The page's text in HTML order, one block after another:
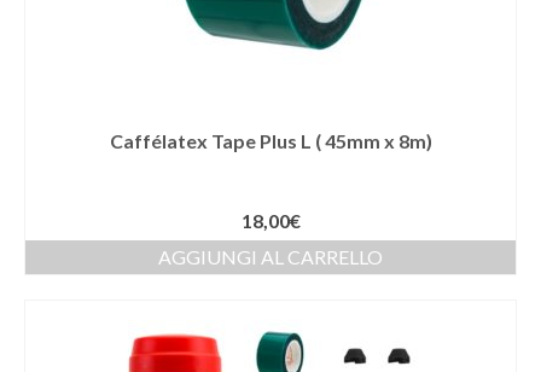
Caffélatex Tape Plus L ( 45mm x 8m)
18,00€
AGGIUNGI AL CARRELLO